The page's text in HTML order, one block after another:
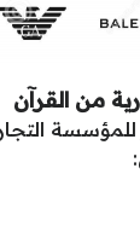
من القرآن